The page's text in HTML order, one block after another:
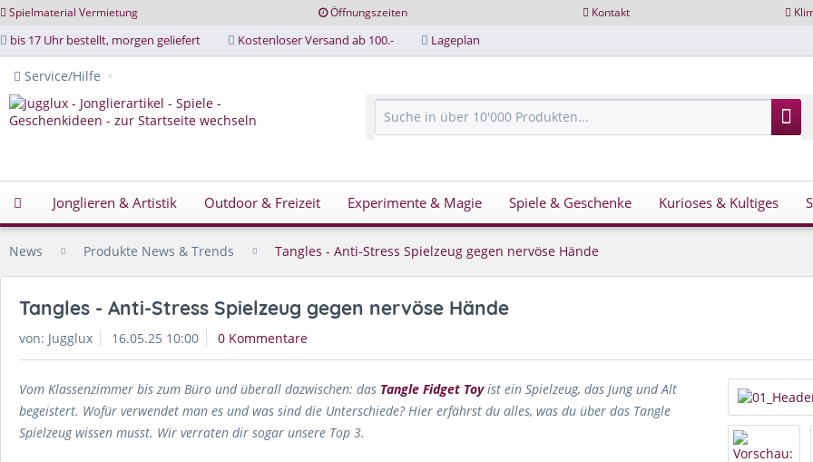
Spielmaterial Vermietung Öffnungszeiten Kontakt
bis 17 Uhr bestellt, morgen geliefert Kostenloser Versand ab 100.- Lageplan
Service/Hilfe
Jonglieren & Artistik Outdoor & Freizeit Experimente & Magie Spiele & Geschenke Kurioses & Kultiges
News Produkte News & Trends Tangles - Anti-Stress Spielzeug gegen nervöse Hände
Tangles - Anti-Stress Spielzeug gegen nervöse Hände
von: Jugglux 16.05.25 10:00 0 Kommentare
Vom Klassenzimmer bis zum Büro und überall dazwischen: das Tangle Fidget Toyist ein Spielzeug, das Jung und Alt
begeistert. Wofür verwendet man es und was sind die Unterschiede? Hier erfährst du alles, was du über das Tangle
Spielzeug wissen musst. Wir verraten dir sogar unsere Top 3.